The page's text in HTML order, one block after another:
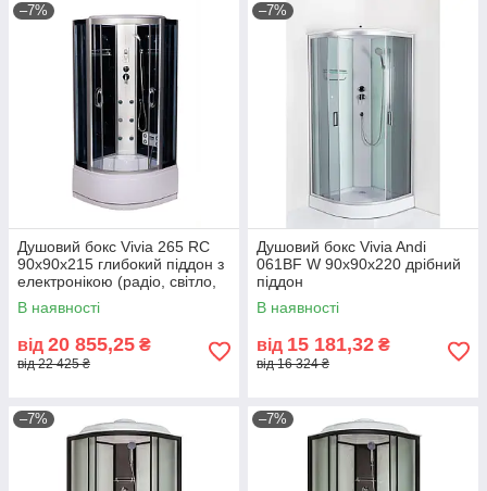
–7%
Душовий бокс Vivia 265 RC
90х90х215 глибокий піддон з
електронікою (радіо, світло,
витяжка)
В наявності
від 20 855,25 ₴
від 22 425 ₴
–7%
Душовий бокс Vivia Andi
061BF W 90х90х220 дрібний
піддон
В наявності
від 15 181,32 ₴
від 16 324 ₴
–7% –7%